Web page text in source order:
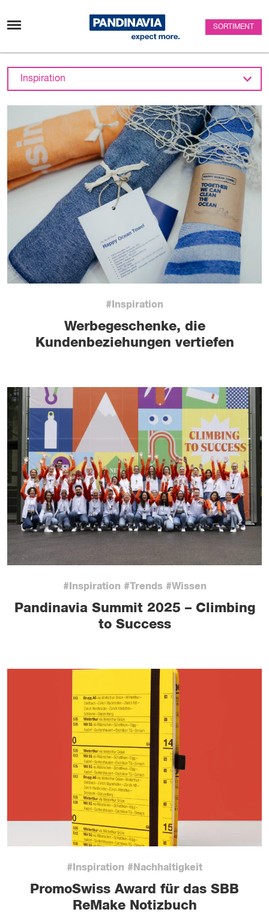
SORTIMENT
#Inspiration
Werbegeschenke, die
Kundenbeziehungen vertiefen
#Inspiration #Trends #Wissen
Pandinavia Summit 2025 – Climbing
to Success
#Inspiration #Nachhaltigkeit
PromoSwiss Award für das SBB
ReMake Notizbuch